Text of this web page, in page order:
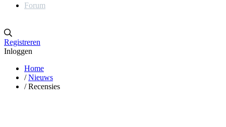
Forum
Registreren
Inloggen
Home
/ Nieuws
/ Recensies